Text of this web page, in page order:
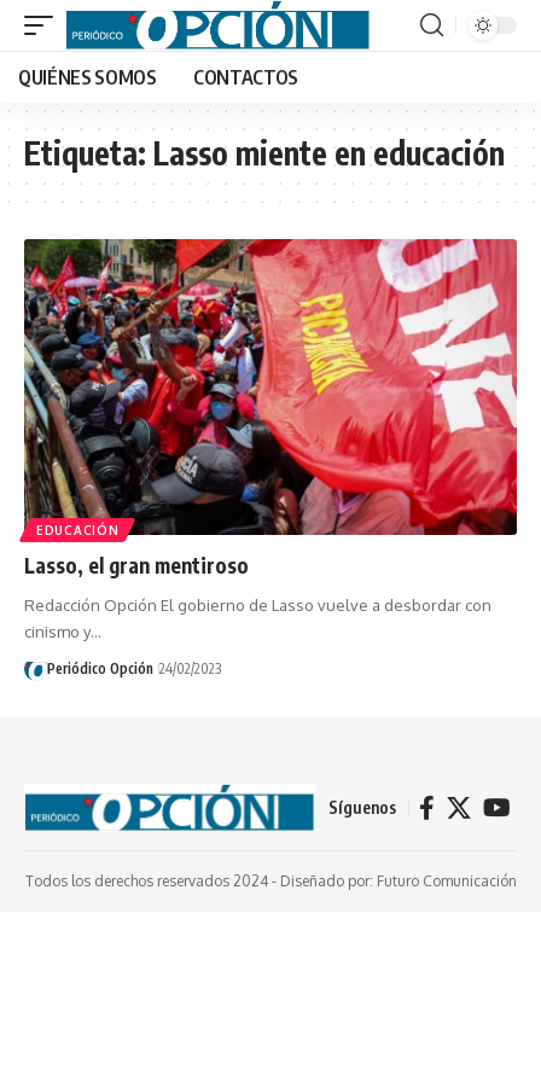
QUIÉNES SOMOS CONTACTOS
Etiqueta:Lasso miente en educación
EDUCACIÓN
Lasso, el gran mentiroso
Redacción Opción El gobierno de Lasso vuelve a desbordar con
cinismo y…
Periódico Opción 24/02/2023
Síguenos
Todos los derechos reservados 2024 - Diseñado por: Futuro Comunicación